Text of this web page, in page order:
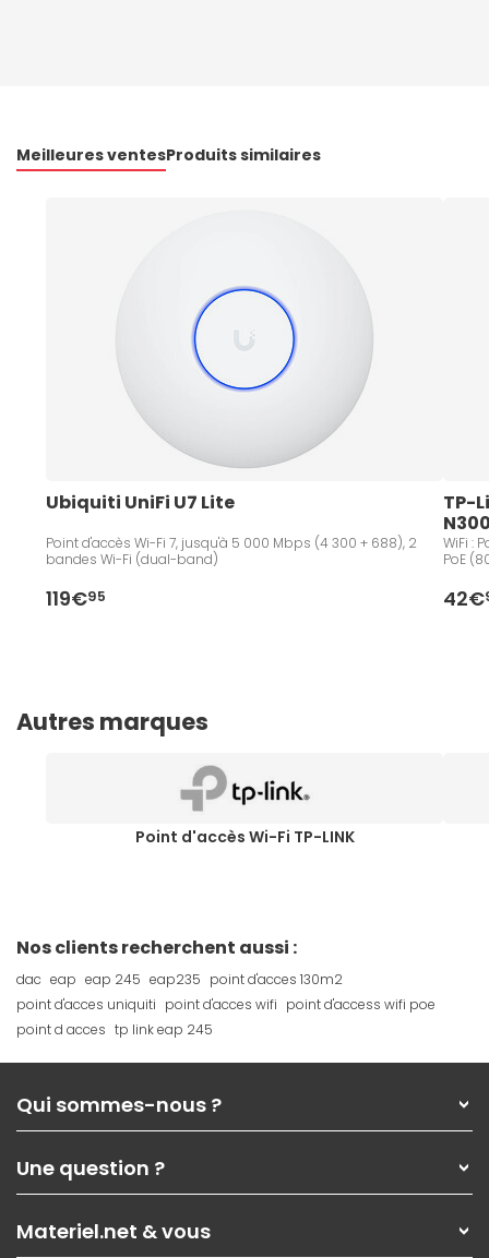
Meilleures ventesProduits similaires
Ubiquiti UniFi U7 Lite
Point d'accès Wi-Fi 7, jusqu'à 5 000 Mbps (4 300 + 688), 2
bandes Wi-Fi (dual-band)
119€95
TP-
WiFi :
PoE
42€
Autres marques
Point d'accès Wi-Fi TP-LINK
Nos clients recherchent aussi :
dac eap eap 245 eap235 point d'acces 130m2
point d'acces uniquiti point d'acces wifi point d'access wifi poe
point d acces tp link eap 245
Qui sommes-nous ?
Nos services
Les magasins Materiel.net
Nos solutions pour les pros
Contactez-nous
Une question ?
Paiement, livraison
Materiel.net & vous